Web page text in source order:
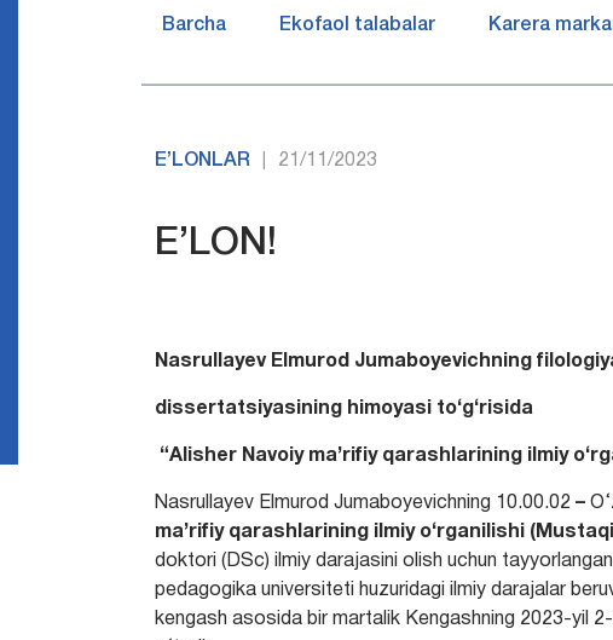
Barcha Ekofaol talabalar Karera
E’LONLAR 21/11/2023
E’LON!
Nasrullayev Elmurod Jumaboyevichning
dissertatsiyasining himoyasi to‘g‘risida
“Alisher Navoiy ma’ rifiy qarashlarining ilmiy
Nasrullayev Elmurod Jumaboyevichning 10.00.02–
ma’rifiy qarashlarining ilmiy o‘rganilishi
doktori (DSc) ilmiy darajasini olish uchun
pedagogika universiteti huzuridagi ilmiy darajalar
kengash asosida bir martalik Kengashning 2023-yil